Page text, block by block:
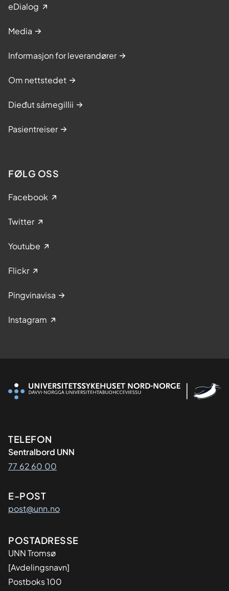
eDialog
Media
Informasjon for leverandører
Om nettstedet
Dieđut sámegillii
Pasientreiser
FØLG OSS
Facebook
Twitter
Youtube
Flickr
Pingvinavisa
Instagram
Kontaktinformasjon
TELEFON
Sentralbord UNN
77 62 60 00
E-POST
post@unn.no
Adresse
POSTADRESSE
UNN Tromsø
[Avdelingsnavn]
Postboks 100